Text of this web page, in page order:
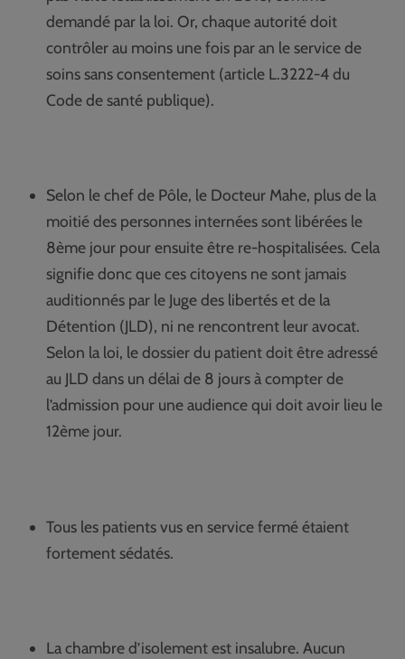
demandé par la loi. Or, chaque autorité doit
contrôler au moins une fois par an le service de
soins sans consentement (article L.3222-4 du
Code de santé publique).
Selon le chef de Pôle, le Docteur Mahe, plus de la
moitié des personnes internées sont libérées le
8ème jour pour ensuite être re-hospitalisées. Cela
signifie donc que ces citoyens ne sont jamais
auditionnés par le Juge des libertés et de la
Détention (JLD), ni ne rencontrent leur avocat.
Selon la loi, le dossier du patient doit être adressé
au JLD dans un délai de 8 jours à compter de
l’admission pour une audience qui doit avoir lieu le
12ème jour.
Tous les patients vus en service fermé étaient
fortement sédatés.
La chambre d’isolement est insalubre. Aucun